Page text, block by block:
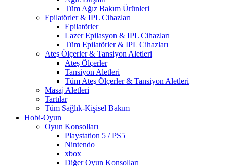
Tüm Ağız Bakım Ürünleri
Epilatörler & IPL Cihazları
Epilatörler
Lazer Epilasyon & IPL Cihazları
Tüm Epilatörler & IPL Cihazları
Ateş Ölçerler & Tansiyon Aletleri
Ateş Ölçerler
Tansiyon Aletleri
Tüm Ateş Ölçerler & Tansiyon Aletleri
Masaj Aletleri
Tartılar
Tüm Sağlık-Kişisel Bakım
Hobi-Oyun
Oyun Konsolları
Playstation 5 / PS5
Nintendo
xbox
Diğer Oyun Konsolları